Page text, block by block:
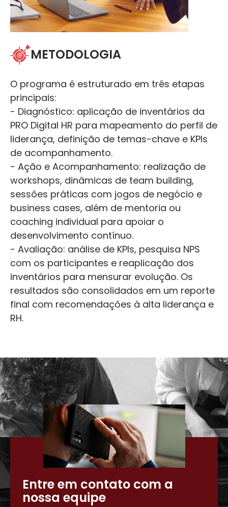
METODOLOGIA
O programa é estruturado em três etapas
principais:
- Diagnóstico: aplicação de inventários da
PRO Digital HR para mapeamento do perfil de
liderança, definição de temas-chave e KPIs
de acompanhamento.
- Ação e Acompanhamento: realização de
workshops, dinâmicas de team building,
sessões práticas com jogos de negócio e
business cases, além de mentoria ou
coaching individual para apoiar o
desenvolvimento contínuo.
- Avaliação: análise de KPIs, pesquisa NPS
com os participantes e reaplicação dos
inventários para mensurar evolução. Os
resultados são consolidados em um reporte
final com recomendações à alta liderança e
RH.
Entre em contato com a
nossa equipe